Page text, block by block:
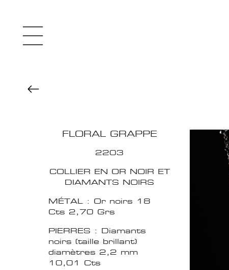
FLORAL GRAPPE
2203
COLLIER EN OR NOIR ET
DIAMANTS NOIRS
MÉTAL : Or noirs 18
Cts 2,70 Grs
PIERRES : Diamants
noirs (taille brillant)
diamètres 2,2 mm
10,01 Cts